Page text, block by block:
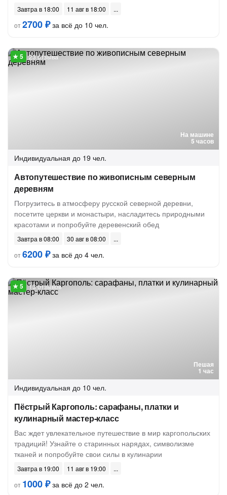
Завтра в 18:00
11 авг в 18:00
от2700 ₽за всё до 10 чел.
На машине
5 часов
23 отзыва
Индивидуальная до 19 чел.
Автопутешествие по живописным северным
деревням
Погрузитесь в атмосферу русской северной деревни,
посетите церкви и монастыри, насладитесь природными
красотами и попробуйте деревенский обед
Завтра в 08:00
30 авг в 08:00
от6200 ₽за всё до 4 чел.
Пешая
1 час
13 отзывов
Индивидуальная до 10 чел.
Пёстрый Каргополь: сарафаны, платки и
кулинарный мастер-класс
Вас ждет увлекательное путешествие в мир каргопольских
традиций! Узнайте о старинных нарядах, символизме
тканей и попробуйте свои силы в кулинарии
Завтра в 19:00
11 авг в 19:00
от 1000 ₽за всё до 2 чел.